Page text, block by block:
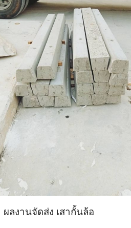
ผลงานจัดส่ง เสากั้นล้อ